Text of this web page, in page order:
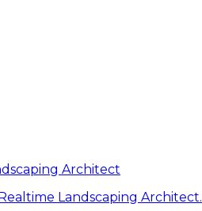
Architect
Landscaping Architect.